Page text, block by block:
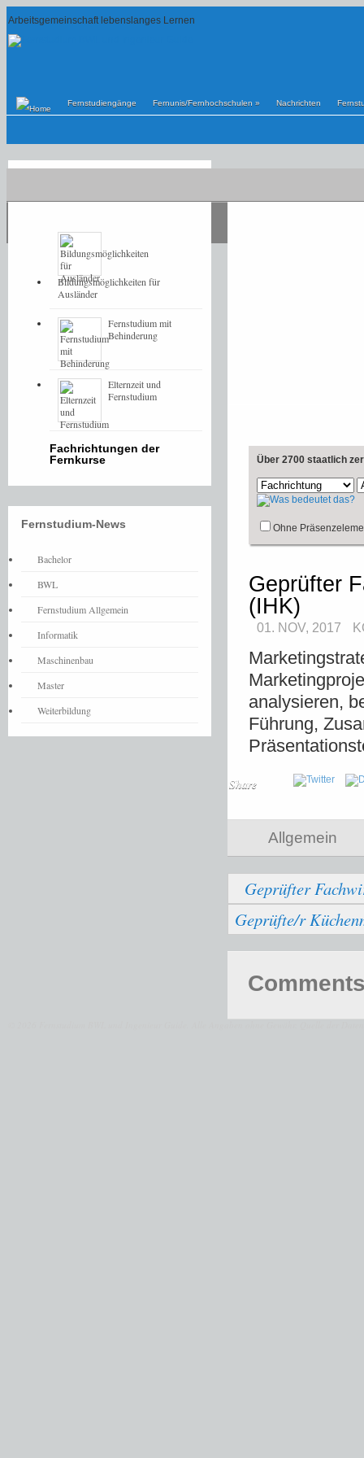
Arbeitsgemeinschaft lebenslanges Lernen
Fernstudiengänge Fernunis/Fernhochschulen » Nachrichten
Über 2700 staatlich
Ohne
Geprüfter
(IHK)
01. NOV, 2017
analysieren,
Führung,
Share
Allgemein
Geprüfter
Geprüfte/r
Bildungsmöglichkeiten für
Ausländer
Fernstudium mit
Behinderung
Elternzeit und
Fernstudium
Fachrichtungen der
Fernkurse
Fernstudium-News
Bachelor
BWL
Fernstudium Allgemein
Informatik
Maschinenbau
Master
Weiterbildung